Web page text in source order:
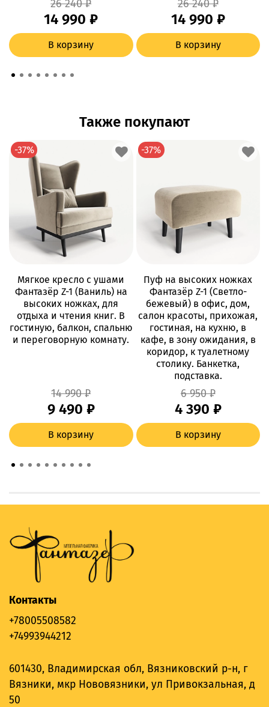
26 240 ₽
14 990 ₽
В корзину
26 240 ₽
14 990 ₽
В корзину
Также покупают
-37%
Мягкое кресло с ушами
Фантазёр Z-1 (Ваниль) на
высоких ножках, для
отдыха и чтения книг. В
гостиную, балкон, спальню
и переговорную комнату.
14 990 ₽
9 490 ₽
В корзину
-37%
Пуф на высоких ножках
Фантазёр Z-1 (Светло-
бежевый) в офис, дом,
салон красоты, прихожая,
гостиная, на кухню, в
кафе, в зону ожидания, в
коридор, к туалетному
столику. Банкетка,
подставка.
6 950 ₽
4 390 ₽
В корзину
Контакты
+78005508582
+74993944212
601430, Владимирская обл, Вязниковский р-н, г
Вязники, мкр Нововязники, ул Привокзальная, д
50